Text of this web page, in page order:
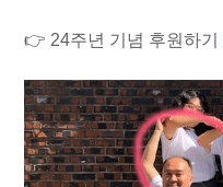
👉 24주년 기념 후원하기